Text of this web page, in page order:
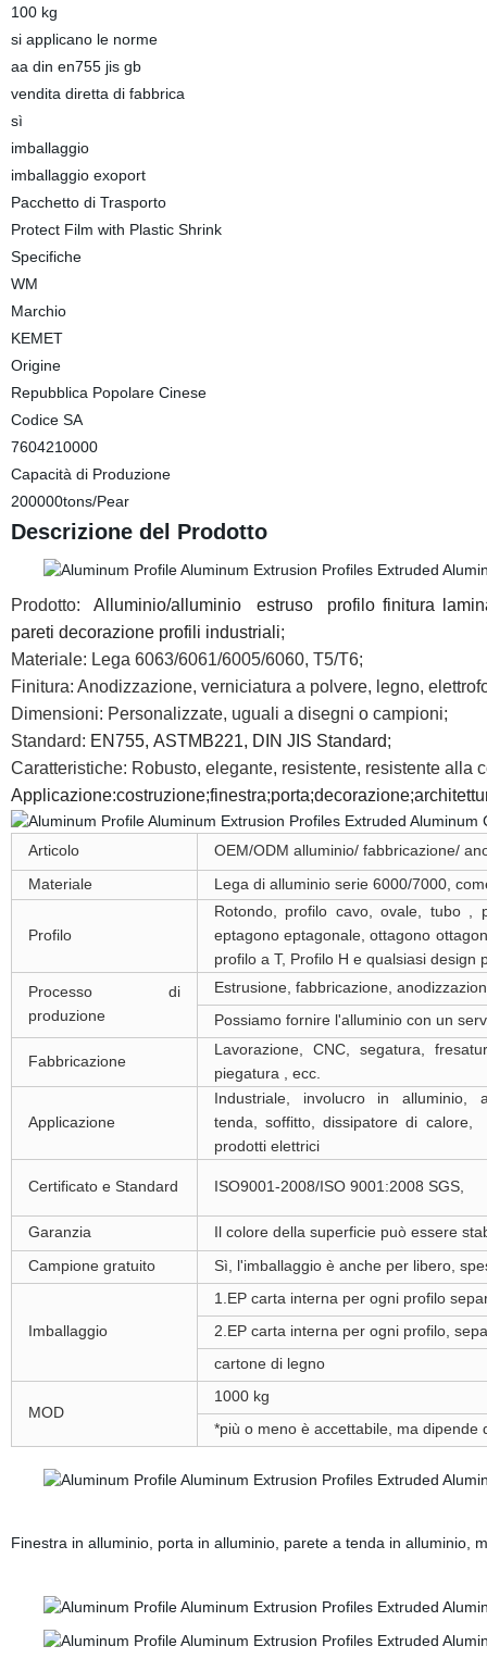
100 kg
si applicano le norme
aa din en755 jis gb
vendita diretta di fabbrica
sì
imballaggio
imballaggio exoport
Pacchetto di Trasporto
Protect Film with Plastic Shrink
Specifiche
WM
Marchio
KEMET
Origine
Repubblica Popolare Cinese
Codice SA
7604210000
Capacità di Produzione
200000tons/Pear
Descrizione del Prodotto
Prodotto: Alluminio/alluminio estruso
profilo finitura
pareti decorazione profili industriali;
Materiale: Lega 6063/6061/6005/6060, T5/T6;
Finitura: Anodizzazione, verniciatura a polvere, legno,
Dimensioni: Personalizzate, uguali a disegni o campioni;
Standard: EN755, ASTMB221, DIN JIS Standard;
Caratteristiche: Robusto, elegante, resistente, resistente alla
Articolo
OEM/ODM alluminio/ fabbricazione/
Materiale
Lega di alluminio serie 6000/7000,
Profilo
Rotondo, profilo cavo, ovale, tubo ,
eptagono eptagonale, ottagono
profilo a T, Profilo H e qualsiasi design
Processo di
produzione
Estrusione, fabbricazione,
Possiamo fornire l'alluminio con un
Fabbricazione
Lavorazione, CNC, segatura,
piegatura , ecc.
Applicazione
Industriale, involucro in
tenda, soffitto, dissipatore di calore,
prodotti elettrici
Certificato e Standard ISO9001-2008/ISO 9001:2008 SGS,
Garanzia
Il colore della superficie può essere
Campione gratuito
Sì, l'imballaggio è anche per libero,
Imballaggio
1.EP carta interna per ogni profilo
2.EP carta interna per ogni profilo,
cartone di legno
MOD
1000 kg
*più o meno è accettabile, ma
Finestra in alluminio, porta in alluminio, parete a tenda in alluminio,